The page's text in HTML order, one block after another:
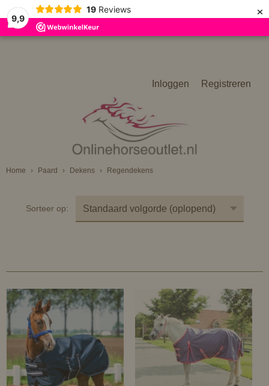
9,9
19 Reviews ×
Inloggen Registreren
Home › Paard › Dekens › Regendekens
Sorteer op: